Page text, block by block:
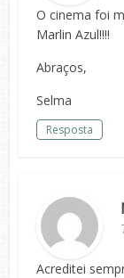
O cinema foi
Marlin Azul!!!!
Abraços,
Selma
Resposta
Acreditei